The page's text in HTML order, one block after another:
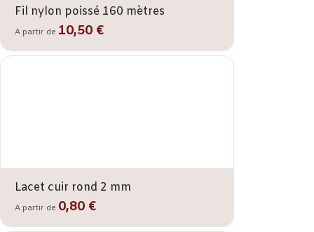
Fil nylon poissé 160 mètres
A partir de 10,50 €
Lacet cuir rond 2 mm
A partir de 0,80 €